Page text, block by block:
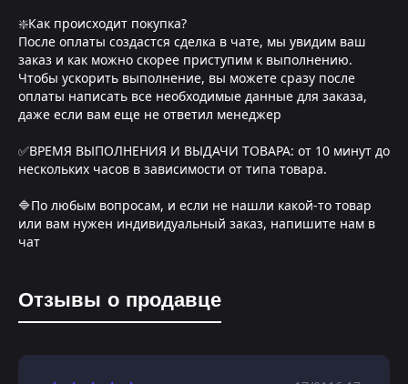
❇️Как происходит покупка?
После оплаты создастся сделка в чате, мы увидим ваш
заказ и как можно скорее приступим к выполнению.
Чтобы ускорить выполнение, вы можете сразу после
оплаты написать все необходимые данные для заказа,
даже если вам еще не ответил менеджер
✅ВРЕМЯ ВЫПОЛНЕНИЯ И ВЫДАЧИ ТОВАРА: от 10 минут до
нескольких часов в зависимости от типа товара.
🔷По любым вопросам, и если не нашли какой-то товар
или вам нужен индивидуальный заказ, напишите нам в
чат
Отзывы о продавце